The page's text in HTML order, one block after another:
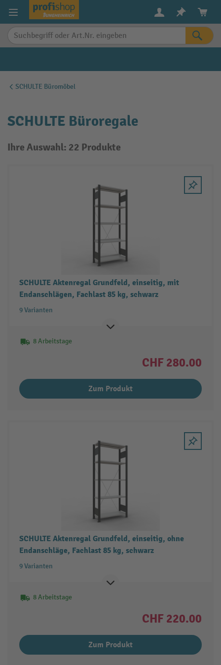
springen
SCHULTE Büromöbel
SCHULTE Büroregale
Ihre Auswahl: 22 Produkte
SCHULTE Aktenregal Grundfeld, einseitig, mit
Endanschlägen, Fachlast 85 kg, schwarz
9 Varianten
8 Arbeitstage
CHF 280.00
Zum Produkt
SCHULTE Aktenregal Grundfeld, einseitig, ohne
Endanschläge, Fachlast 85 kg, schwarz
9 Varianten
8 Arbeitstage
CHF 220.00
Zum Produkt